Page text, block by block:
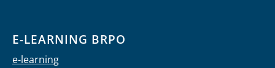
E-LEARNING BRPO
e-learning